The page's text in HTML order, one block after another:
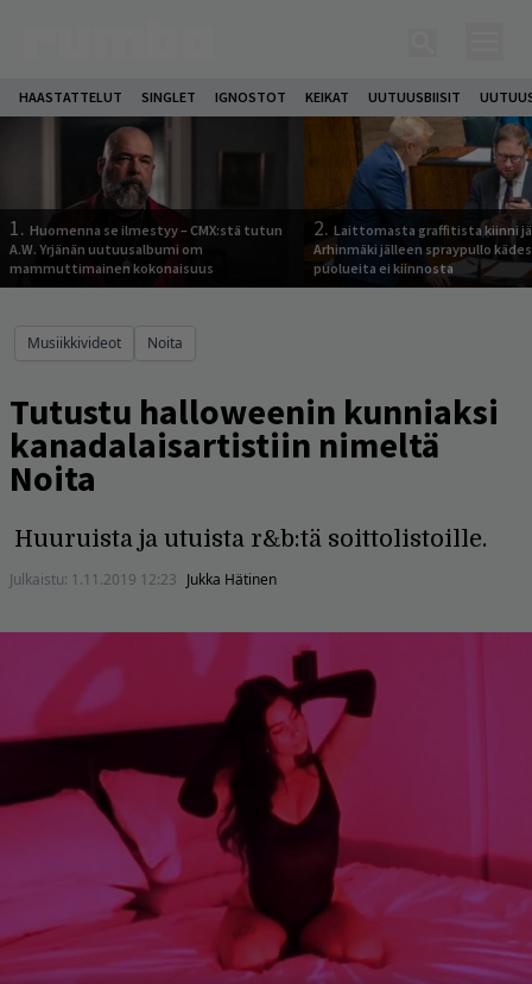
HAASTATTELUT SINGLET IGNOSTOT KEIKAT UUTUUSBIISIT
1. Huomenna se ilmestyy – CMX:stä tutun
A.W. Yrjänän uutuusalbumi om
mammuttimainen kokonaisuus
2. Laittomasta graffitista kiinni
Arhinmäki jälleen spraypullo
puolueita ei kiinnosta
Musiikkivideot Noita
Tutustu halloweenin kunniaksi
kanadalaisartistiin nimeltä
Noita
Huuruista ja utuista r&b:tä soittolistoille.
Julkaistu: 1.11.2019 12:23 Jukka Hätinen